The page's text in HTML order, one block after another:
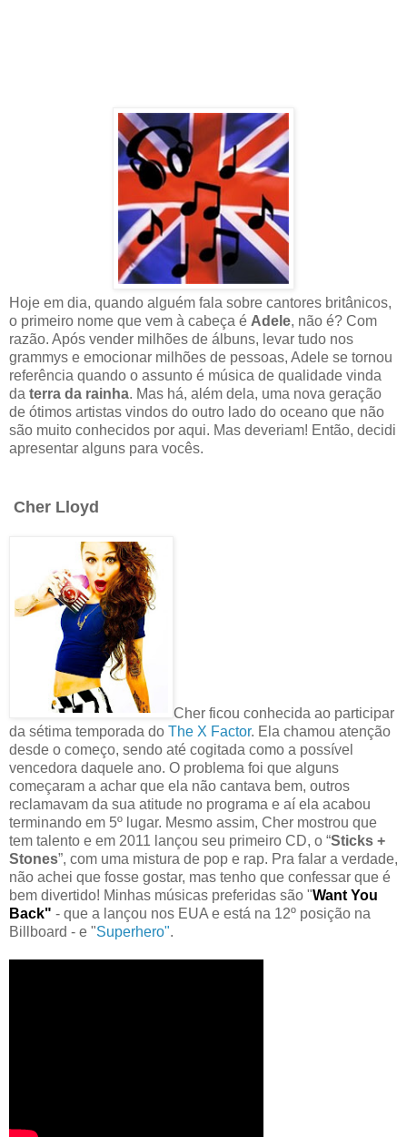
Hoje em dia, quando alguém fala sobre cantores britânicos,
o primeiro nome que vem à cabeça é Adele, não é? Com
razão. Após vender milhões de álbuns, levar tudo nos
grammys e emocionar milhões de pessoas, Adele se tornou
referência quando o assunto é música de qualidade vinda
da terra da rainha. Mas há, além dela, uma nova geração
de ótimos artistas vindos do outro lado do oceano que não
são muito conhecidos por aqui. Mas deveriam! Então, decidi
apresentar alguns para vocês.
Cher Lloyd
Cher ficou conhecida ao participar
da sétima temporada do The X Factor. Ela chamou atenção
desde o começo, sendo até cogitada como a possível
vencedora daquele ano. O problema foi que alguns
começaram a achar que ela não cantava bem, outros
reclamavam da sua atitude no programa e aí ela acabou
terminando em 5º lugar. Mesmo assim, Cher mostrou que
tem talento e em 2011 lançou seu primeiro CD, o “Sticks +
Stones”, com uma mistura de pop e rap. Pra falar a verdade,
não achei que fosse gostar, mas tenho que confessar que é
bem divertido! Minhas músicas preferidas são "Want You
Back" - que a lançou nos EUA e está na 12º posição na
Billboard - e "Superhero".